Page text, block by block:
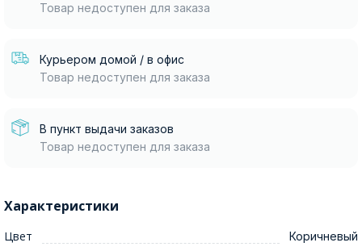
Товар недоступен для заказа
Курьером домой / в офис
Товар недоступен для заказа
В пункт выдачи заказов
Товар недоступен для заказа
Характеристики
Цвет Коричневый